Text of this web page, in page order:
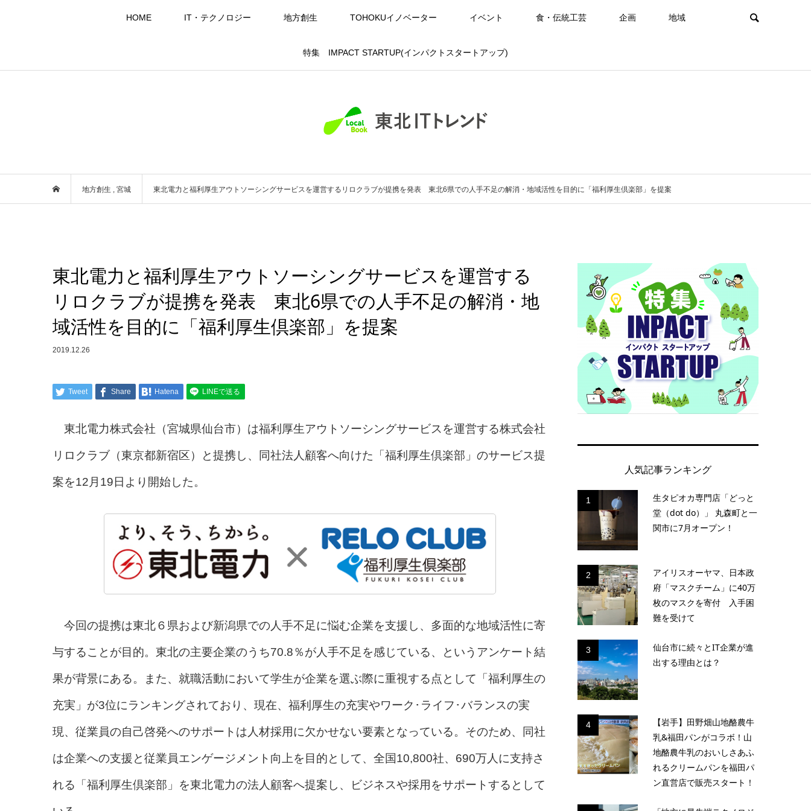
HOME IT・テクノロジー 地方創生 TOHOKUイノベーター イベント 食・伝統工芸 企画 地域
特集 IMPACT STARTUP(インパクトスタートアップ)
地方創生 宮城 東北電力と福利厚生アウトソーシングサービスを運営するリロクラブが提携を発表 東北6県での人手不足の解消・地域活性を目的に「福利厚生倶楽部」を提案
東北電力と福利厚生アウトソーシングサービスを運営する
リロクラブが提携を発表 東北6県での人手不足の解消・地
域活性を目的に「福利厚生倶楽部」を提案
2019.12.26
Tweet Share Hatena LINEで送る
東北電力株式会社（宮城県仙台市）は福利厚生アウトソーシングサービスを運営する株式会社
リロクラブ（東京都新宿区）と提携し、同社法人顧客へ向けた「福利厚生倶楽部」のサービス提
案を12月19日より開始した。
今回の提携は東北６県および新潟県での人手不足に悩む企業を支援し、多面的な地域活性に寄
与することが目的。東北の主要企業のうち70.8％が人手不足を感じている、というアンケート結
果が背景にある。また、就職活動において学生が企業を選ぶ際に重視する点として「福利厚生の
充実」が3位にランキングされており、現在、福利厚生の充実やワーク･ライフ･バランスの実
現、従業員の自己啓発へのサポートは人材採用に欠かせない要素となっている。そのため、同社
は企業への支援と従業員エンゲージメント向上を目的として、全国10,800社、690万人に支持さ
れる「福利厚生倶楽部」を東北電力の法人顧客へ提案し、ビジネスや採用をサポートするとして
人気記事ランキング
1
生タピオカ専門店「どっと
堂（dot do）」 丸森町と一
関市に7月オープン！
2
アイリスオーヤマ、日本政
府「マスクチーム」に40万
枚のマスクを寄付 入手困
難を受けて
3
仙台市に続々とIT企業が進
出する理由とは？
4
【岩手】田野畑山地酪農牛
乳&福田パンがコラボ！山
地酪農牛乳のおいしさあふ
れるクリームパンを福田パ
ン直営店で販売スタート！